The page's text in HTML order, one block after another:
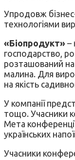
Упродовж
технологіями
«Біопродукт» –
господарство,
розташований
малина. Для
на якість
У компанії
тощо. Учасники
Мета
українських
Учасники